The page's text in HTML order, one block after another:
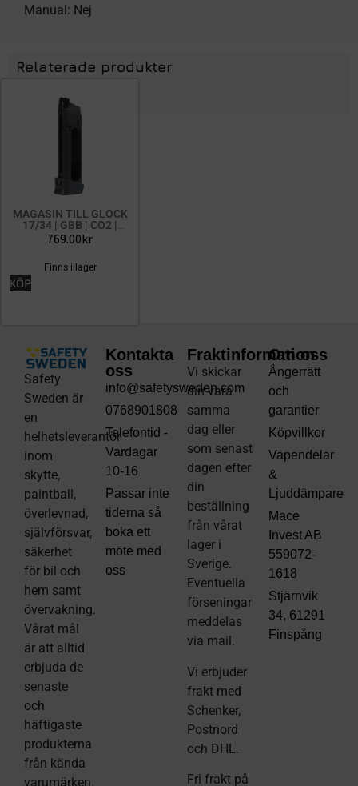
Manual: Nej
Relaterade produkter
MAGASIN TILL GLOCK
17/34 | GBB | CO2 |
6MM
769.00kr
Finns i lager
KÖP
Safety
Sweden är
en
helhetsleverantör
inom
skytte,
paintball,
överlevnad,
självförsvar,
säkerhet
för bil och
hem samt
övervakning.
Vårat mål
är att alltid
erbjuda de
senaste
och
häftigaste
produkterna
från kända
varumärken.
Kontakta
oss
info@safetysweden.com
0768901808
Telefontid -
Vardagar
10-16
Passar inte
tiderna så
boka ett
möte med
oss
Fraktinformation
Vi skickar
din vara
samma
dag eller
som senast
dagen efter
din
beställning
från vårat
lager i
Sverige.
Eventuella
förseningar
meddelas
via mail .
Vi erbjuder
frakt med
Schenker,
Postnord
och DHL.
Fri frakt på
Om oss
Ångerrätt
och
garantier
Köpvillkor
Vapendelar
&
Ljuddämpare
Mace
Invest AB
559072-
1618
Stjärnvik
34, 61291
Finspång